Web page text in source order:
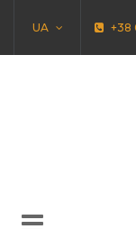
UA +38